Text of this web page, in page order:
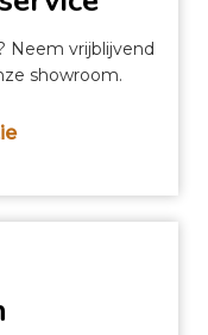
Neem vrijblijvend
showroom.